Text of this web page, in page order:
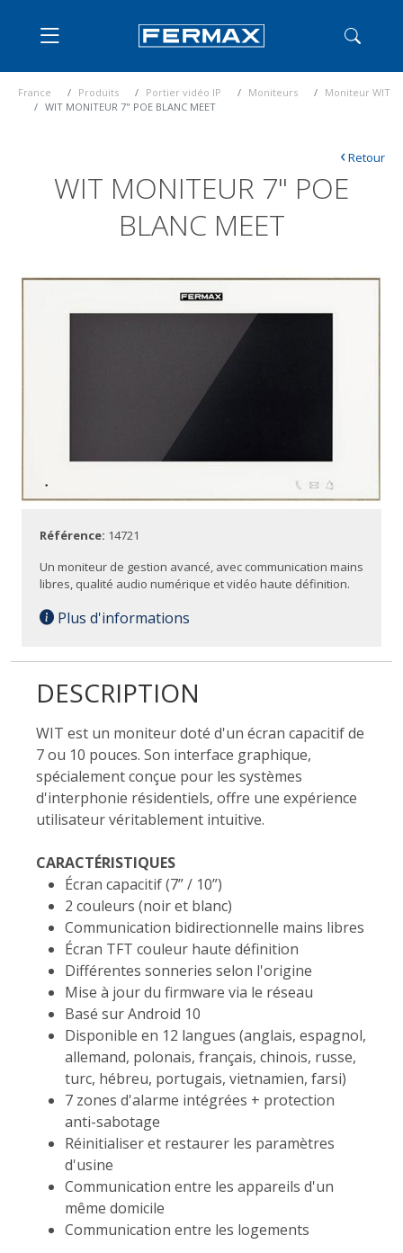
France Produits Portier vidéo IP Moniteurs
Moniteur WIT
WIT MONITEUR 7" POE BLANC MEET
WIT MONITEUR 7" POE
BLANC MEET
‹Retour
Référence: 14721
Un moniteur de gestion avancé, avec communication mains
libres, qualité audio numérique et vidéo haute définition.
Plus d'informations
DESCRIPTION
WIT est un moniteur doté d'un écran capacitif de
7 ou 10 pouces. Son interface graphique,
spécialement conçue pour les systèmes
d'interphonie résidentiels, offre une expérience
utilisateur véritablement intuitive.
CARACTÉRISTIQUES
Écran capacitif (7” / 10”)
2 couleurs (noir et blanc)
Communication bidirectionnelle mains libres
Écran TFT couleur haute définition
Différentes sonneries selon l'origine
Mise à jour du firmware via le réseau
Basé sur Android 10
Disponible en 12 langues (anglais, espagnol,
allemand, polonais, français, chinois, russe,
turc, hébreu, portugais, vietnamien, farsi)
7 zones d'alarme intégrées + protection
anti-sabotage
Réinitialiser et restaurer les paramètres
d'usine
Communication entre les appareils d'un
même domicile
Communication entre les logements